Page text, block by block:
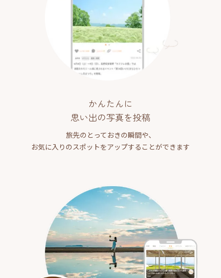
かんたんに
思い出の写真を投稿
旅先のとっておきの瞬間や、
お気に入りのスポットをアップすることができます